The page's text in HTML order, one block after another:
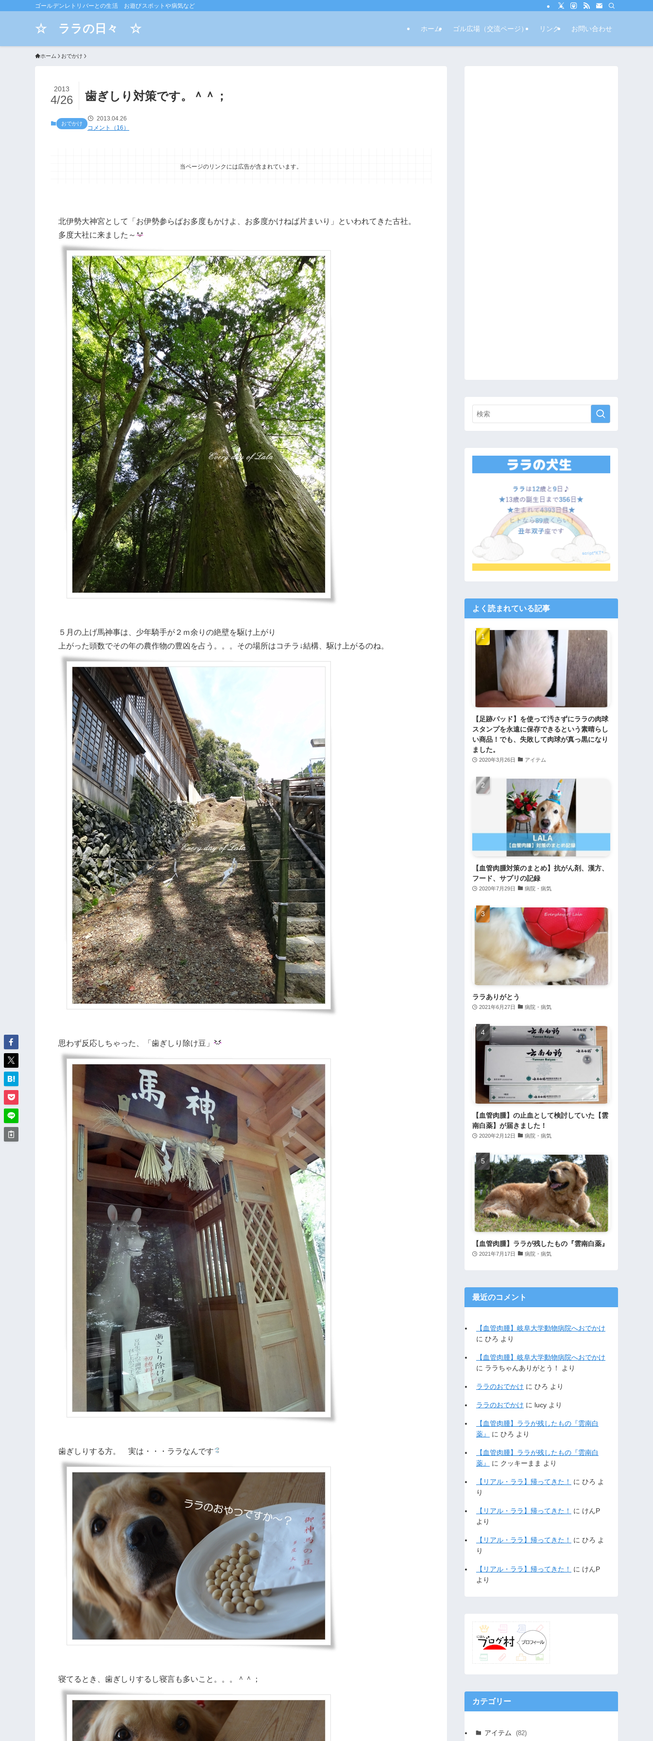
ゴールデンレトリバーとの生活 お遊びスポットや病気など
☆ ララの日々 ☆ ホーム ゴル広場（交流ページ） リンク お問い合わせ
ホーム おでかけ
歯ぎしり対策です。＾＾；
2013
4/26
おでかけ
2013.04.26
コメント（16）
当ページのリンクには広告が含まれています。
北伊勢大神宮として「お伊勢参らばお多度もかけよ、お多度かけねば片まいり」といわれてきた古社。
多度大社に来ました～
５月の上げ馬神事は、少年騎手が２ｍ余りの絶壁を駆け上がり
上がった頭数でその年の農作物の豊凶を占う。。。その場所はコチラ↓結構、駆け上がるのね。
思わず反応しちゃった、「歯ぎしり除け豆」
歯ぎしりする方。 実は・・・ララなんです
寝てるとき、歯ぎしりするし寝言も多いこと。。。＾＾；
よく読まれている記事
【足跡パッド】を使って汚さずにララの肉球
スタンプを永遠に保存できるという素晴らし
い商品！でも、失敗して肉球が真っ黒になり
ました。
2020年3月26日 アイテム
【血管肉腫対策のまとめ】抗がん剤、漢方、
フード、サプリの記録
2020年7月29日 病院・病気
ララありがとう
2021年6月27日 病院・病気
【血管肉腫】の止血として検討していた【雲
南白薬】が届きました！
2020年2月12日 病院・病気
【血管肉腫】ララが残したもの『雲南白薬』
2021年7月17日 病院・病気
最近のコメント
【血管肉腫】岐阜大学動物病院へおでかけ
に ひろ より
【血管肉腫】岐阜大学動物病院へおでかけ
に ララちゃんありがとう！ より
ララのおでかけ に ひろ より
ララのおでかけ に lucy より
【血管肉腫】ララが残したもの『雲南白
薬』
に ひろ より
【血管肉腫】ララが残したもの『雲南白
薬』
に クッキーまま より
【リアル・ララ】帰ってきた！ に ひろ よ
り
【リアル・ララ】帰ってきた！ に けんP
より
【リアル・ララ】帰ってきた！ に ひろ よ
り
【リアル・ララ】帰ってきた！ に けんP
より
カテゴリー
アイテム (82)